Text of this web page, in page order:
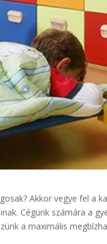
Akkor vegye fel a
Cégünk számára a
a maximális